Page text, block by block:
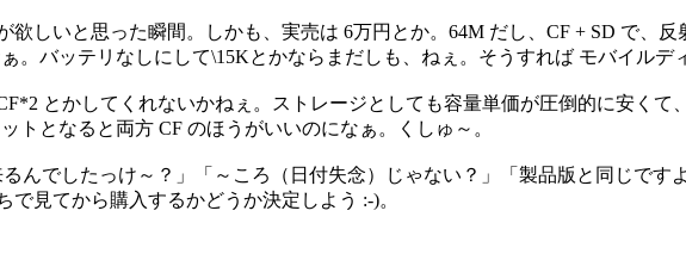
欲しいと思った瞬間。しかも、実売は 6万円とか。64M だし、CF + SD で、
。バッテリなしにして\15Kとかならまだしも、ねぇ。そうすれば モバイルデ
とかしてくれないかねぇ。ストレージとしても容量単価が圧倒的に安くて
となると両方 CF のほうがいいのになぁ。くしゅ～。
んでしたっけ～？」「～ころ（日付失念）じゃない？」「製品版と同じです
見てから購入するかどうか決定しよう :-)。